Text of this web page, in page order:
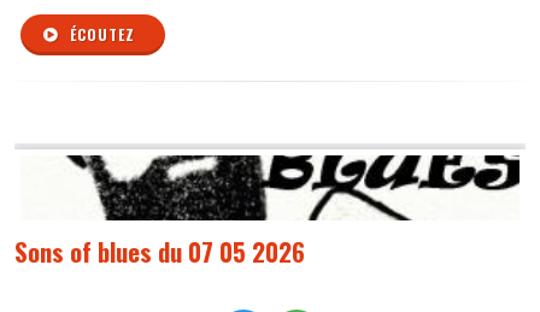
ÉCOUTEZ
Sons of blues du 07 05 2026